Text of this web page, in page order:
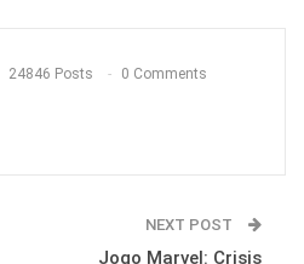
24846 Posts 0 Comments
NEXT POST
Jogo Marvel: Crisis